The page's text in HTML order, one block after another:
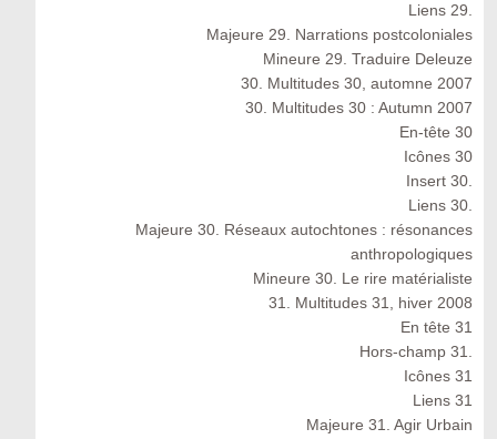
Liens 29.
Majeure 29. Narrations postcoloniales
Mineure 29. Traduire Deleuze
30. Multitudes 30, automne 2007
30. Multitudes 30 : Autumn 2007
En-tête 30
Icônes 30
Insert 30.
Liens 30.
Majeure 30. Réseaux autochtones : résonances
anthropologiques
Mineure 30. Le rire matérialiste
31. Multitudes 31, hiver 2008
En tête 31
Hors-champ 31.
Icônes 31
Liens 31
Majeure 31. Agir Urbain